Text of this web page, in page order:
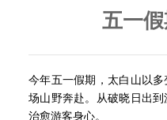
五一
今年五一假期，太白山以
场山野奔赴。从破晓日出
治愈游客身心。